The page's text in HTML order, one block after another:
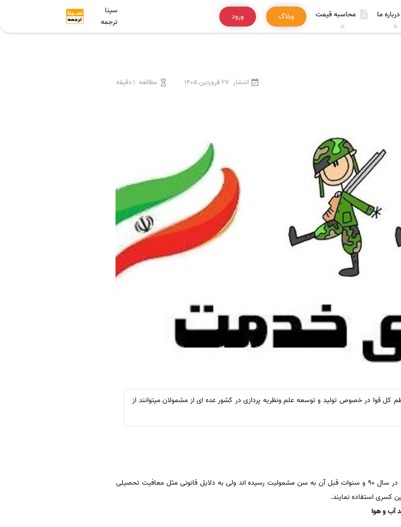
درباره ما محاسبه قیمت وبلاگ ورود
سینا
ترجمه
انتشار 27 فروردین 1405 مطالعه 1 دقیقه
کل قوا در خصوص تولید و توسعه علم ونظریه پردازی در کشور عده ای از مشمولان میتوانند از
کلیه مشمولین غیر غایب متولد سال 72 و ماقبل آن که در سال 90 و سنوات قبل آن به سن مشمولیت رسیده اند ولی به دلایل قانونی مثل معافیت تحصیلی
کسری استفاده نمایند.
آب و هوا